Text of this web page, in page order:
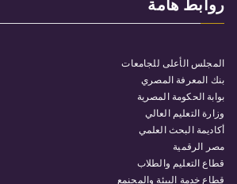
روابط هامة
المجلس الأعلى للجامعات
بنك المعرفة المصري
بوابة الحكومة المصرية
وزارة التعليم العالي
أكاديمة البحث العلمي
مصر الرقمية
قطاع التعليم والطلاب
قطاع خدمة البيئة والمجنمع